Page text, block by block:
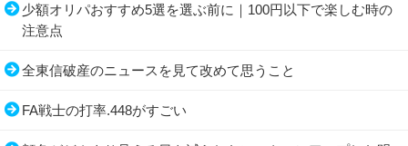
少額オリパおすすめ5選を選ぶ前に｜100円以下で楽しむ時の
注意点
全東信破産のニュースを見て改めて思うこと
FA戦士の打率.448がすごい